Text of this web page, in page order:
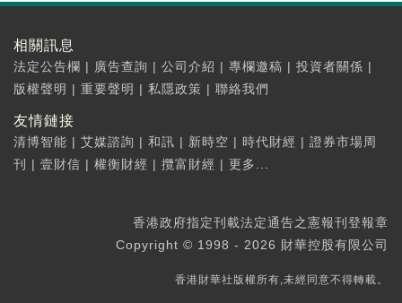
相關訊息
法定公告欄 | 廣告查詢 | 公司介紹 | 專欄邀稿 | 投資者關係 |
版權聲明 | 重要聲明 | 私隱政策 | 聯絡我們
友情鏈接
清博智能 | 艾媒諮詢 | 和訊 | 新時空 | 時代財經 | 證券市場周
刊
| 壹財信 | 權衡財經 | 攬富財經 | 更多...
香港政府指定刊載法定通告之憲報刊登報章
Copyright © 1998 - 2026 財華控股有限公司
香港財華社版權所有,未經同意不得轉載。